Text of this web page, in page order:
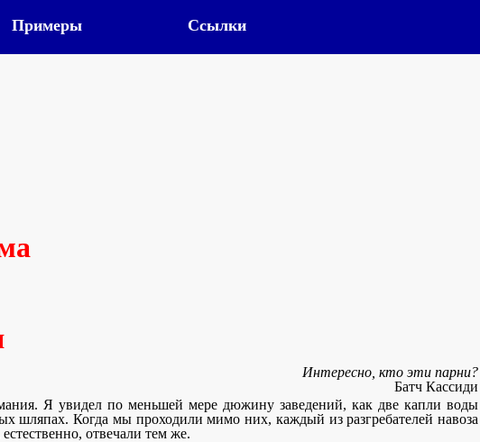
Примеры Ссылки
Интересно, кто эти парни?
Батч Кассиди
Я увидел по меньшей мере дюжину заведений, как две капли воды
шляпах. Когда мы проходили мимо них, каждый из разгребателей навоза
отвечали тем же.